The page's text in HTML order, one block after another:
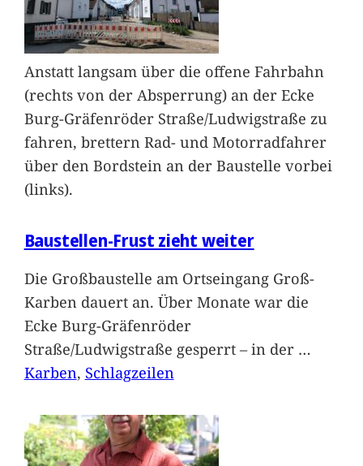
Anstatt langsam über die offene Fahrbahn
(rechts von der Absperrung) an der Ecke
Burg-Gräfenröder Straße/Ludwigstraße zu
fahren, brettern Rad- und Motorradfahrer
über den Bordstein an der Baustelle vorbei
(links).
Baustellen-Frust zieht weiter
Die Großbaustelle am Ortseingang Groß-
Karben dauert an. Über Monate war die
Ecke Burg-Gräfenröder
Straße/Ludwigstraße gesperrt – in der …
Karben, Schlagzeilen